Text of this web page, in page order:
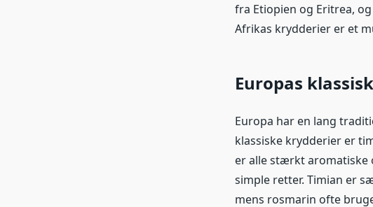
fra Etiopien og Eritrea,
Afrikas krydderier er et
Europas
Europa har en lang
klassiske krydderier er
er alle stærkt aromatiske
simple retter. Timian er
mens rosmarin ofte